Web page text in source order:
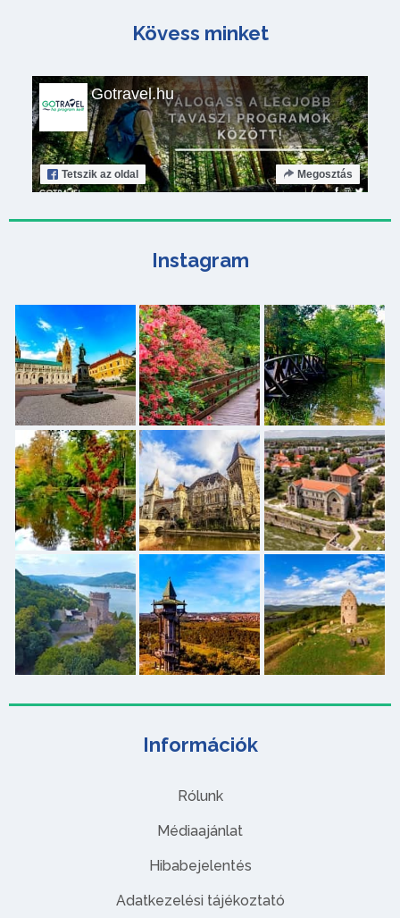
Információk
Rólunk
Médiaajánlat
Hibabejelentés
Adatkezelési tájékoztató
Kövess minket
Gotravel.hu
Tetszik az oldal Megosztás
Instagram